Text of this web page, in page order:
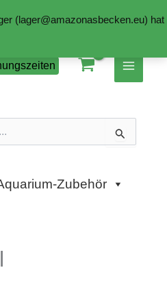
(lager@amazonasbecken.eu) hat
Zubehör